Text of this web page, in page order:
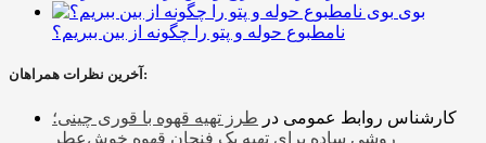
بوی
نامطبوع حوله و پتو را چگونه از بین ببریم؟
آخرین نظرات همراهان:
کارشناس روابط عمومی در طرز تهیه قهوه با قوری چینی؛
روشی ساده برای تهیه یک فنجان قهوه خوش‌عطر